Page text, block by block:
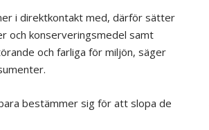
i direktkontakt med, därför sätter
och konserveringsmedel samt
och farliga för miljön, säger
bestämmer sig för att slopa de